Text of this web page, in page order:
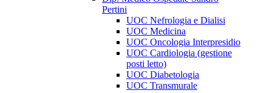
Pertini
UOC Nefrologia e Dialisi
UOC Medicina
UOC Oncologia Interpresidio
UOC Cardiologia (gestione
posti letto)
UOC Diabetologia
UOC Transmurale